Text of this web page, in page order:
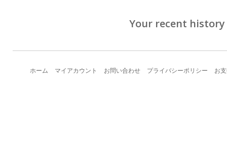
Your recent history
ホーム マイアカウント お問い合わせ プライバシーポリシー お